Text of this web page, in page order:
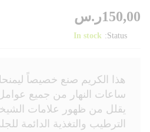
150,00ر.س
Status:
In stock
هذا الكريم صنع خصيصاً
ساعات النهار من جميع عوامل
يقلل من ظهور علامات
الترطيب والتغذية الدائمة